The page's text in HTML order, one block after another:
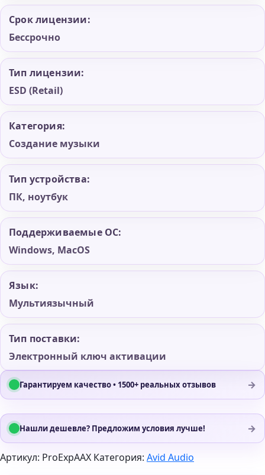
Срок лицензии:
Бессрочно
Тип лицензии:
ESD (Retail)
Категория:
Создание музыки
Тип устройства:
ПК, ноутбук
Поддерживаемые ОС:
Windows, MacOS
Язык:
Мультиязычный
Тип поставки:
Электронный ключ активации
Гарантируем качество • 1500+ реальных отзывов →
Нашли дешевле? Предложим условия лучше! →
Артикул: ProExpAAX Категория: Avid Audio